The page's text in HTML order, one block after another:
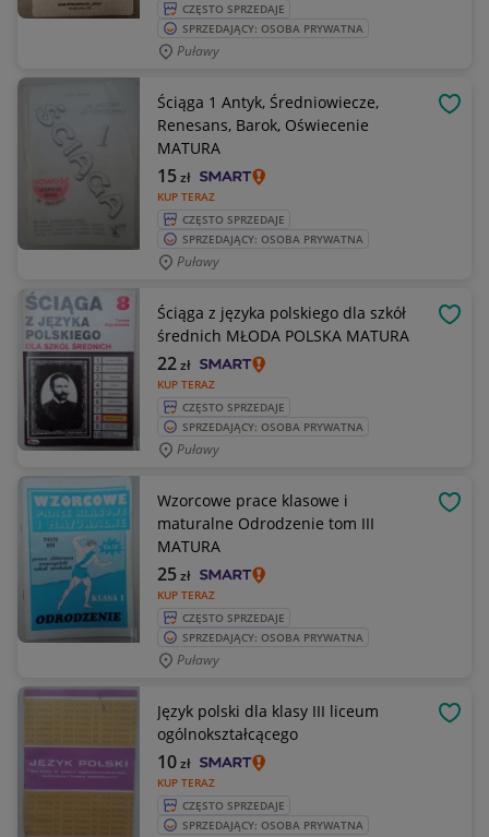
CZĘSTO SPRZEDAJE
SPRZEDAJĄCY: OSOBA PRYWATNA
Puławy
Ściąga 1 Antyk, Średniowiecze,
Renesans, Barok, Oświecenie
MATURA
KUP TERAZ
15zł
CZĘSTO SPRZEDAJE
SPRZEDAJĄCY: OSOBA PRYWATNA
Puławy
Ściąga z języka polskiego dla szkół
średnich MŁODA POLSKA MATURA
KUP TERAZ
22zł
CZĘSTO SPRZEDAJE
SPRZEDAJĄCY: OSOBA PRYWATNA
Puławy
Wzorcowe prace klasowe i
maturalne Odrodzenie tom III
MATURA
KUP TERAZ
25zł
CZĘSTO SPRZEDAJE
SPRZEDAJĄCY: OSOBA PRYWATNA
Puławy
Język polski dla klasy III liceum
ogólnokształcącego
KUP TERAZ
10zł
CZĘSTO SPRZEDAJE
SPRZEDAJĄCY: OSOBA PRYWATNA